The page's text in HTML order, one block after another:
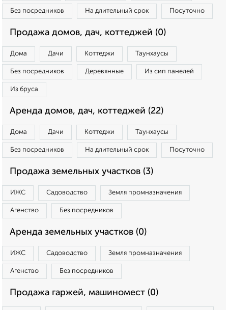
Без посредников На длительный срок Посуточно
Продажа домов, дач, коттеджей (0)
Дома Дачи Коттеджи Таунхаусы
Без посредников Деревянные Из сип панелей
Из бруса
Аренда домов, дач, коттеджей (22)
Дома Дачи Коттеджи Таунхаусы
Без посредников На длительный срок Посуточно
Продажа земельных участков (3)
ИЖС Садоводство Земля промназначения
Агенство Без посредников
Аренда земельных участков (0)
ИЖС Садоводство Земля промназначения
Агенство Без посредников
Продажа гаржей, машиномест (0)